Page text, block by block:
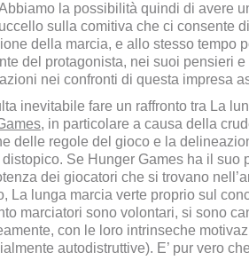
la possibilità quindi di avere
sulla comitiva che ci consente
della marcia, e allo stesso tempo
del protagonista, nei suoi pensieri
nei confronti di questa impresa
inevitabile fare un raffronto tra La
, in particolare a causa della
delle regole del gioco e la
Se Hunger Games ha il suo
dei giocatori che si trovano
La lunga marcia verte proprio sul
marciatori sono volontari, si sono
con le loro intrinseche
autodistruttive). E’ pur vero